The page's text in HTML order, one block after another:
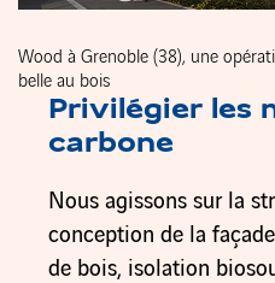
Privilégier les
carbone
Nous agissons sur la
conception de la
de bois, isolation
Wood à Grenoble (38), une
belle au bois